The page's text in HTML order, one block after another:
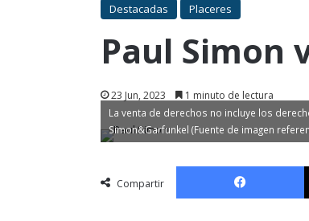
Destacadas Placeres
Paul Simon
23 Jun, 2023 1 minuto de lectura
La venta de derechos no incluye los
Simon&Garfunkel (Fuente de imagen
Compartir